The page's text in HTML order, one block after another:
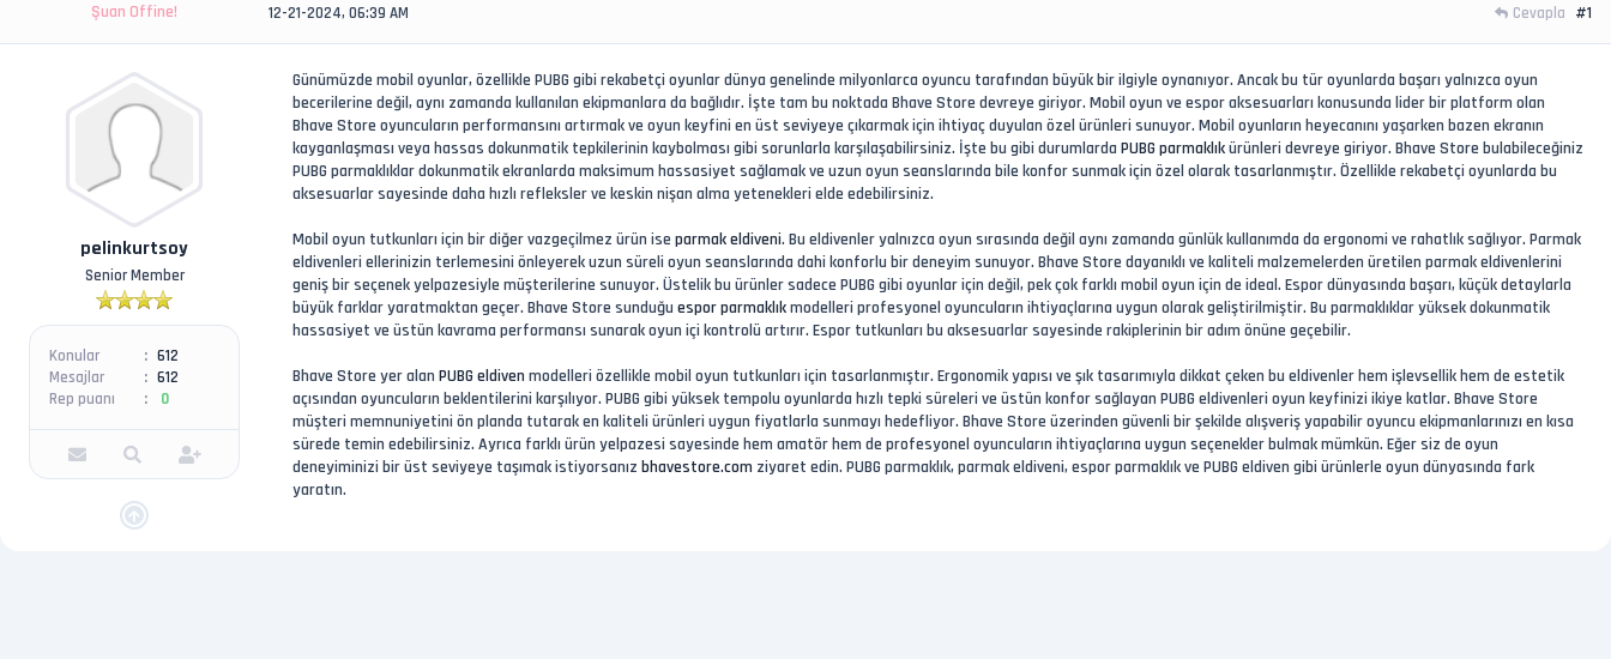
Şuan Offine! 12-21-2024, 06:39 AM Cevapla #1
pelinkurtsoy
Senior Member
Konular
612
Mesajlar
612
Rep puanı
0
Günümüzde mobil oyunlar, özellikle PUBG gibi rekabetçi oyunlar dünya genelinde milyonlarca oyuncu tarafından büyük bir ilgiyle oynanıyor. Ancak bu tür oyunlarda başarı yalnızca oyun
becerilerine değil, aynı zamanda kullanılan ekipmanlara da bağlıdır. İşte tam bu noktada Bhave Store devreye giriyor. Mobil oyun ve espor aksesuarları konusunda lider bir platform olan
Bhave Store oyuncuların performansını artırmak ve oyun keyfini en üst seviyeye çıkarmak için ihtiyaç duyulan özel ürünleri sunuyor. Mobil oyunların heyecanını yaşarken bazen ekranın
kayganlaşması veya hassas dokunmatik tepkilerinin kaybolması gibi sorunlarla karşılaşabilirsiniz. İşte bu gibi durumlarda PUBG parmaklıkürünleri devreye giriyor. Bhave Store bulabileceğiniz
PUBG parmaklıklar dokunmatik ekranlarda maksimum hassasiyet sağlamak ve uzun oyun seanslarında bile konfor sunmak için özel olarak tasarlanmıştır. Özellikle rekabetçi oyunlarda bu
aksesuarlar sayesinde daha hızlı refleksler ve keskin nişan alma yetenekleri elde edebilirsiniz.
Mobil oyun tutkunları için bir diğer vazgeçilmez ürün ise parmak eldiveni. Bu eldivenler yalnızca oyun sırasında değil aynı zamanda günlük kullanımda da ergonomi ve rahatlık sağlıyor. Parmak
eldivenleri ellerinizin terlemesini önleyerek uzun süreli oyun seanslarında dahi konforlu bir deneyim sunuyor. Bhave Store dayanıklı ve kaliteli malzemelerden üretilen parmak eldivenlerini
geniş bir seçenek yelpazesiyle müşterilerine sunuyor. Üstelik bu ürünler sadece PUBG gibi oyunlar için değil, pek çok farklı mobil oyun için de ideal. Espor dünyasında başarı, küçük detaylarla
büyük farklar yaratmaktan geçer. Bhave Store sunduğu espor parmaklıkmodelleri profesyonel oyuncuların ihtiyaçlarına uygun olarak geliştirilmiştir. Bu parmaklıklar yüksek dokunmatik
hassasiyet ve üstün kavrama performansı sunarak oyun içi kontrolü artırır. Espor tutkunları bu aksesuarlar sayesinde rakiplerinin bir adım önüne geçebilir.
Bhave Store yer alan PUBG eldiven modelleri özellikle mobil oyun tutkunları için tasarlanmıştır. Ergonomik yapısı ve şık tasarımıyla dikkat çeken bu eldivenler hem işlevsellik hem de estetik
açısından oyuncuların beklentilerini karşılıyor. PUBG gibi yüksek tempolu oyunlarda hızlı tepki süreleri ve üstün konfor sağlayan PUBG eldivenleri oyun keyfinizi ikiye katlar. Bhave Store
müşteri memnuniyetini ön planda tutarak en kaliteli ürünleri uygun fiyatlarla sunmayı hedefliyor. Bhave Store üzerinden güvenli bir şekilde alışveriş yapabilir oyuncu ekipmanlarınızı en kısa
sürede temin edebilirsiniz. Ayrıca farklı ürün yelpazesi sayesinde hem amatör hem de profesyonel oyuncuların ihtiyaçlarına uygun seçenekler bulmak mümkün. Eğer siz de oyun
deneyiminizi bir üst seviyeye taşımak istiyorsanız bhavestore.com ziyaret edin. PUBG parmaklık, parmak eldiveni, espor parmaklık ve PUBG eldiven gibi ürünlerle oyun dünyasında fark
yaratın.